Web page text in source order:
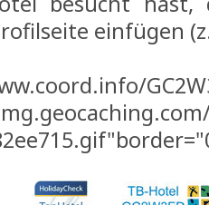
einfügen